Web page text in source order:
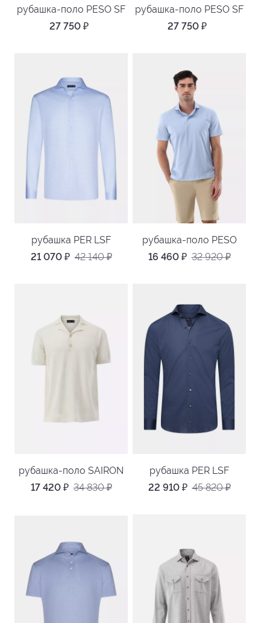
рубашка-поло PESO SF
27 750 ₽
рубашка-поло PESO SF
27 750 ₽
рубашка PER LSF
21 070 ₽ 42 140₽
рубашка-поло PESO
16 460 ₽ 32 920₽
рубашка-поло SAIRON
17 420 ₽ 34 830₽
рубашка PER LSF
22 910 ₽ 45 820₽